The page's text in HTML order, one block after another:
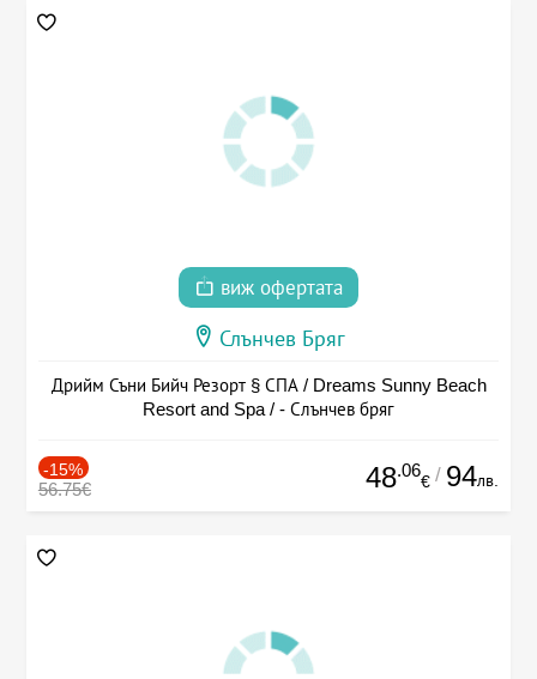
виж офертата
Слънчев Бряг
Дрийм Съни Бийч Резорт § СПА / Dreams Sunny Beach
Resort and Spa / - Слънчев бряг
-15%
56.75€ 48.06
€ / 94лв.